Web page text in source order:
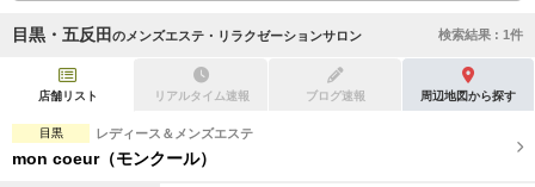
初回割引あり リピーター割引あり
団体割引
目黒・五反田 の メンズエステ・リラクゼーションサロン 検索結果 : 1件
店舗リスト リアルタイム速報 ブログ速報 周辺地図から探す
目黒 レディース＆メンズエステ
mon coeur（モンクール）